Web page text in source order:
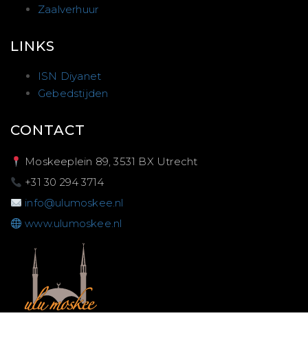
Zaalverhuur
LINKS
ISN Diyanet
Gebedstijden
CONTACT
Moskeeplein 89, 3531 BX Utrecht
+31 30 294 3714
info@ulumoskee.nl
www.ulumoskee.nl